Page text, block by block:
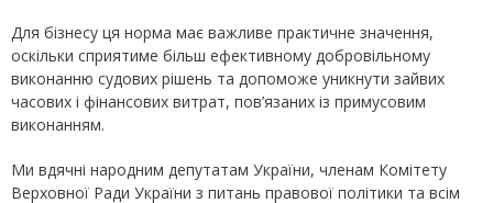
Для бізнесу ця норма має важливе практичне значення,
оскільки сприятиме більш ефективному добровільному
виконанню судових рішень та допоможе уникнути зайвих
часових і фінансових витрат, пов’язаних із примусовим
виконанням.
Ми вдячні народним депутатам України, членам Комітету
Верховної Ради України з питань правової політики та всім